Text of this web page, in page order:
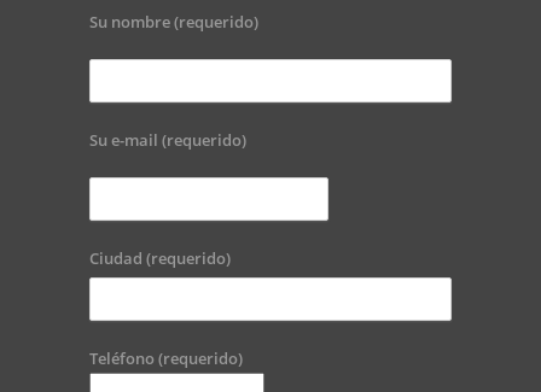
Su nombre (requerido)
Su e-mail (requerido)
Ciudad (requerido)
Teléfono (requerido)